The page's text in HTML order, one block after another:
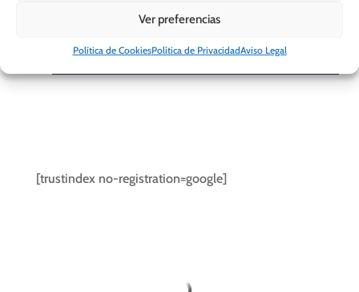
Ver preferencias
Política de CookiesPolítica de PrivacidadAviso Legal
[trustindex no-registration=google]